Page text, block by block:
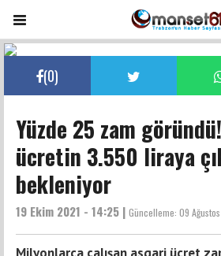
(0)
Yüzde 25 zam
ücretin 3.550 liraya
bekleniyor
19 Ekim 2021 - 14:25 | Güncelleme: 09